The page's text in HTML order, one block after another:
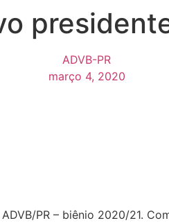
ADVB-PR
março 4, 2020
PR – biênio 2020/21.